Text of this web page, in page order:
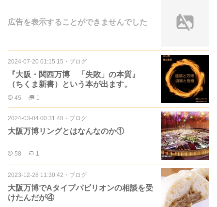
広告を表示することができませんでした
2024-07-20 01:15:15 ・ ブログ
『大阪・関西万博 「失敗」の本質』
（ちくま新書）という本が出ます。
45 1
2024-03-04 00:31:48 ・ ブログ
大阪万博リングとはなんなのか①
58 1
2023-12-28 11:30:42 ・ ブログ
大阪万博でAタイプパビリオンの相談を受
けたんだが④